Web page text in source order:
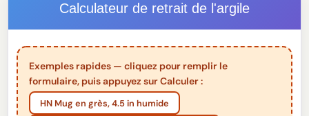
Calculateur de retrait de l'argile
Exemples rapides — cliquez pour remplir le
formulaire, puis appuyez sur Calculer :
HN Mug en grès, 4.5 in humide